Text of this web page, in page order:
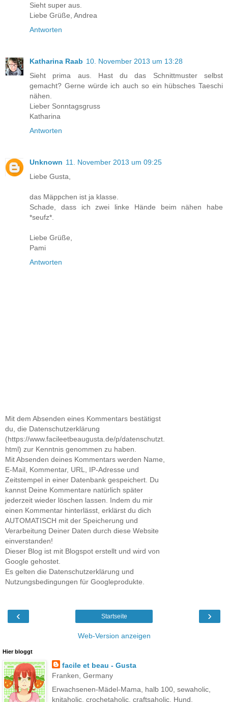
Sieht super aus.
Liebe Grüße, Andrea
Antworten
Katharina Raab 10. November 2013 um 13:28
Sieht prima aus. Hast du das Schnittmuster selbst
gemacht? Gerne würde ich auch so ein hübsches Taeschi
nähen.
Lieber Sonntagsgruss
Katharina
Antworten
Unknown 11. November 2013 um 09:25
Liebe Gusta,
das Mäppchen ist ja klasse.
Schade, dass ich zwei linke Hände beim nähen habe
*seufz*.
Liebe Grüße,
Pami
Antworten
Mit dem Absenden eines Kommentars bestätigst
du, die Datenschutzerklärung
(https://www.facileetbeaugusta.de/p/datenschutzt.
html) zur Kenntnis genommen zu haben.
Mit Absenden deines Kommentars werden Name,
E-Mail, Kommentar, URL, IP-Adresse und
Zeitstempel in einer Datenbank gespeichert. Du
kannst Deine Kommentare natürlich später
jederzeit wieder löschen lassen. Indem du mir
einen Kommentar hinterlässt, erklärst du dich
AUTOMATISCH mit der Speicherung und
Verarbeitung Deiner Daten durch diese Website
einverstanden!
Dieser Blog ist mit Blogspot erstellt und wird von
Google gehostet.
Es gelten die Datenschutzerklärung und
Nutzungsbedingungen für Googleprodukte.
‹ ›
Startseite
Web-Version anzeigen
Hier bloggt
facile et beau - Gusta
Franken, Germany
Erwachsenen-Mädel-Mama, halb 100, sewaholic,
knitaholic, crochetaholic, craftsaholic, Hund,